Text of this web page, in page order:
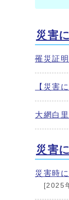
災害
罹災証
【災害
大網白
災害
災害時
[2025